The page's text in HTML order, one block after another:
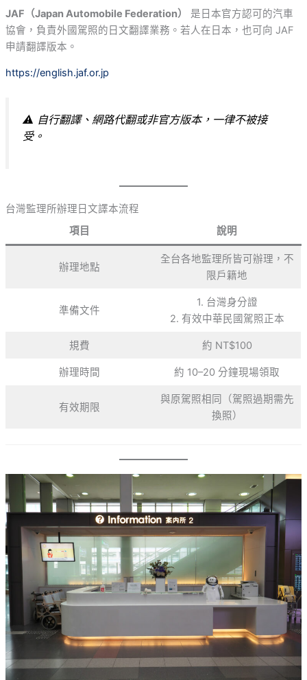
JAF（Japan Automobile Federation）
是日本官方認可的汽車
協會，負責外國駕照的日文翻譯業務。若人在日本，也可向 JAF
申請翻譯版本。
https://english.jaf.or.jp
⚠ 自行翻譯、網路代翻或非官方版本，一律不被接
受。
台灣監理所辦理日文譯本流程
項目
說明
辦理地點
全台各地監理所皆可辦理，不
限戶籍地
準備文件
1. 台灣身分證
2. 有效中華民國駕照正本
規費 約 NT$100
辦理時間 約 10–20 分鐘現場領取
有效期限
與原駕照相同（駕照過期需先
換照）